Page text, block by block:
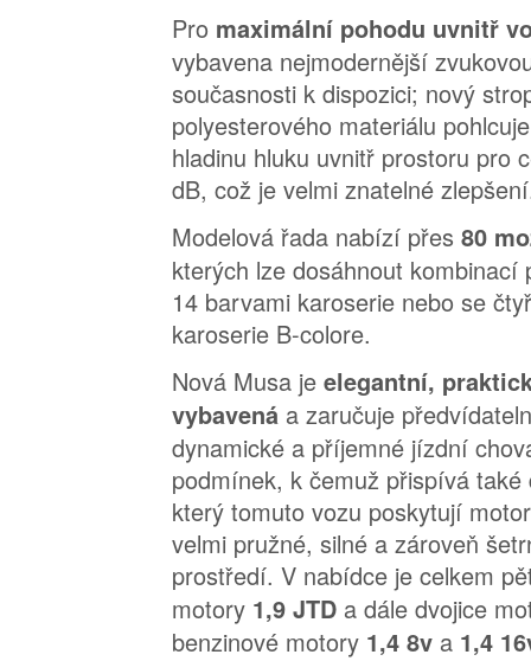
Pro maximální pohodu uvnitř
vybavena nejmodernější
současnosti k dispozici; nový
polyesterového materiálu
hladinu hluku uvnitř prostoru pro
dB, což je velmi znatelné
Modelová řada nabízí přes 80
kterých lze dosáhnout kombinací
14 barvami karoserie nebo se
karoserie B-colore.
Nová Musa je elegantní,
vybavená a zaručuje
dynamické a příjemné jízdní
podmínek, k čemuž přispívá
který tomuto vozu poskytují
velmi pružné, silné a zároveň
prostředí. V nabídce je celkem
motory 1,9 JTD a dále dvojice
benzinové motory 1,4 8v a 1,4